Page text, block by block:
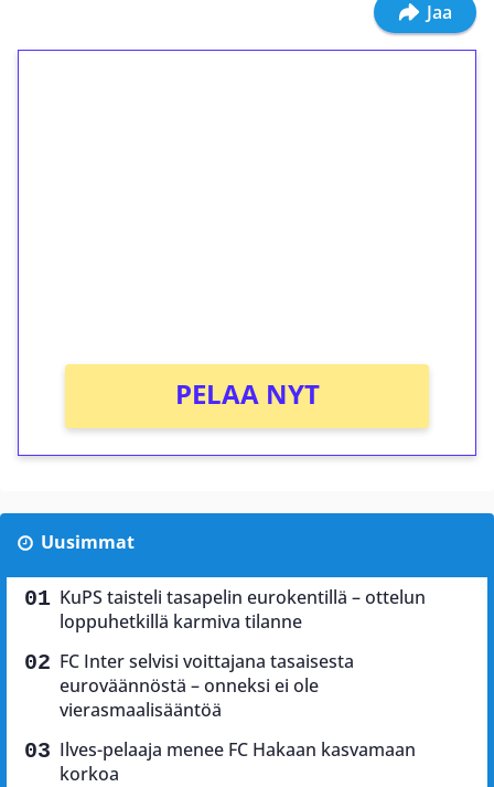
Jaa
PELAA NYT
Uusimmat
KuPS taisteli tasapelin eurokentillä – ottelun
loppuhetkillä karmiva tilanne
FC Inter selvisi voittajana tasaisesta
euroväännöstä – onneksi ei ole
vierasmaalisääntöä
Ilves-pelaaja menee FC Hakaan kasvamaan
korkoa